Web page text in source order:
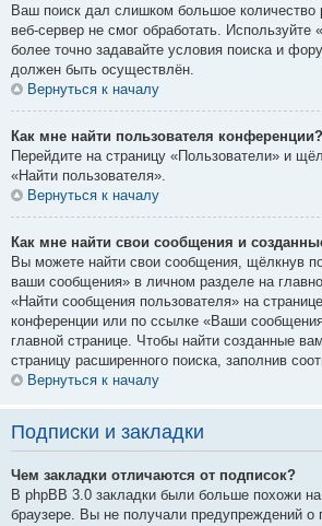
Ваш поиск дал слишком большое количество
веб-сервер не смог обработать. Используйте
более точно задавайте условия поиска и
должен быть осуществлён.
Вернуться к началу
Как мне найти пользователя конференции?
Перейдите на страницу «Пользователи» и
«Найти пользователя».
Вернуться к началу
Как мне найти свои сообщения и
Вы можете найти свои сообщения, щёлкнув
ваши сообщения» в личном разделе на
«Найти сообщения пользователя» на
конференции или по ссылке «Ваши
главной странице. Чтобы найти созданные
страницу расширенного поиска, заполнив
Вернуться к началу
Подписки и закладки
Чем закладки отличаются от подписок?
В phpBB 3.0 закладки были больше похожи
браузере. Вы не получали предупреждений о